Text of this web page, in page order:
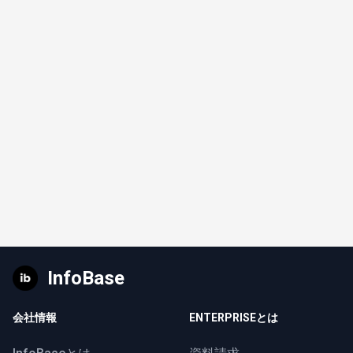
InfoBase
会社情報 ENTERPRISEとは